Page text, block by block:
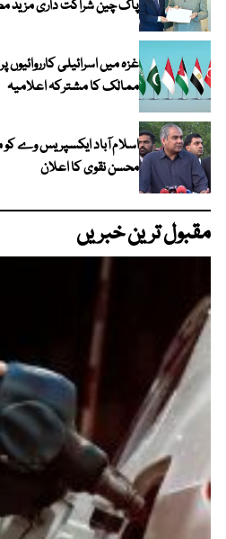
پاک چین شراکت داری مزید
ممالک کا مشترکہ اعلامیہ
اسلام آباد ایکسپریس وے کو
محسن نقوی کا اعلان
مقبول ترین خبریں